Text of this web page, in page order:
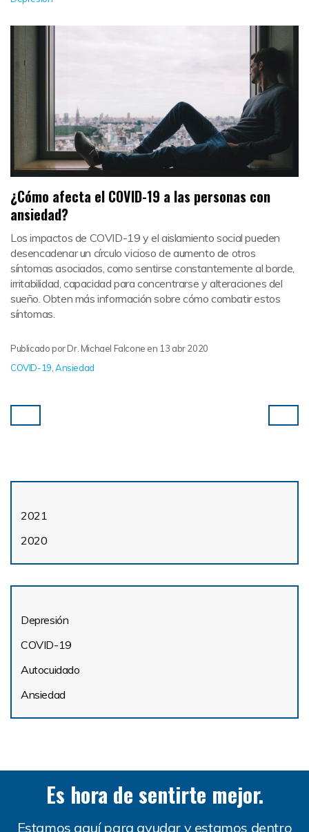
¿Cómo afecta el COVID-19 a las personas con
ansiedad?
Los impactos de COVID-19 y el aislamiento social pueden
desencadenar un círculo vicioso de aumento de otros
síntomas asociados, como sentirse constantemente al borde,
irritabilidad, capacidad para concentrarse y alteraciones del
sueño. Obten más información sobre cómo combatir estos
síntomas.
Publicado porDr. Michael Falcone en 13 abr 2020
COVID-19,Ansiedad
2021
2020
Depresión
COVID-19
Autocuidado
Ansiedad
Es hora de sentirte mejor.
Estamos aquí para ayudar y estamos dentro